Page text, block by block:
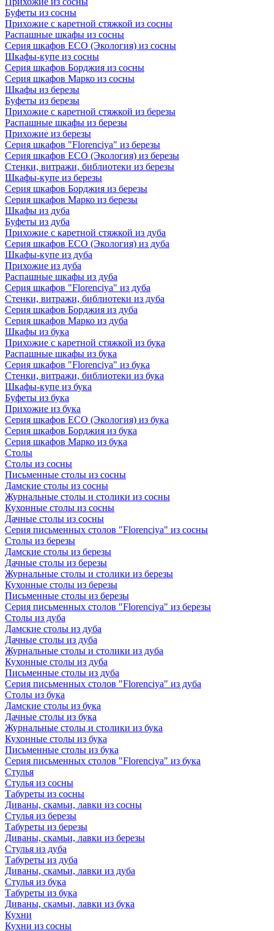
Буфеты из сосны
Прихожие с каретной стяжкой из сосны
Распашные шкафы из сосны
Серия шкафов ECO (Экология) из сосны
Шкафы-купе из сосны
Серия шкафов Борджия из сосны
Серия шкафов Марко из сосны
Шкафы из березы
Буфеты из березы
Прихожие с каретной стяжкой из березы
Распашные шкафы из березы
Прихожие из березы
Серия шкафов "Florenciya" из березы
Серия шкафов ECO (Экология) из березы
Стенки, витражи, библиотеки из березы
Шкафы-купе из березы
Серия шкафов Борджия из березы
Серия шкафов Марко из березы
Шкафы из дуба
Буфеты из дуба
Прихожие с каретной стяжкой из дуба
Серия шкафов ECO (Экология) из дуба
Шкафы-купе из дуба
Прихожие из дуба
Распашные шкафы из дуба
Серия шкафов "Florenciya" из дуба
Стенки, витражи, библиотеки из дуба
Серия шкафов Борджия из дуба
Серия шкафов Марко из дуба
Шкафы из бука
Прихожие с каретной стяжкой из бука
Распашные шкафы из бука
Серия шкафов "Florenciya" из бука
Стенки, витражи, библиотеки из бука
Шкафы-купе из бука
Буфеты из бука
Прихожие из бука
Серия шкафов ECO (Экология) из бука
Серия шкафов Борджия из бука
Серия шкафов Марко из бука
Столы
Столы из сосны
Письменные столы из сосны
Дамские столы из сосны
Журнальные столы и столики из сосны
Кухонные столы из сосны
Дачные столы из сосны
Серия письменных столов "Florenciya" из сосны
Столы из березы
Дамские столы из березы
Дачные столы из березы
Журнальные столы и столики из березы
Кухонные столы из березы
Письменные столы из березы
Серия письменных столов "Florenciya" из березы
Столы из дуба
Дамские столы из дуба
Дачные столы из дуба
Журнальные столы и столики из дуба
Кухонные столы из дуба
Письменные столы из дуба
Серия письменных столов "Florenciya" из дуба
Столы из бука
Дамские столы из бука
Дачные столы из бука
Журнальные столы и столики из бука
Кухонные столы из бука
Письменные столы из бука
Серия письменных столов "Florenciya" из бука
Стулья
Стулья из сосны
Табуреты из сосны
Диваны, скамьи, лавки из сосны
Стулья из березы
Табуреты из березы
Диваны, скамьи, лавки из березы
Стулья из дуба
Табуреты из дуба
Диваны, скамьи, лавки из дуба
Стулья из бука
Табуреты из бука
Диваны, скамьи, лавки из бука
Кухни
Кухни из сосны